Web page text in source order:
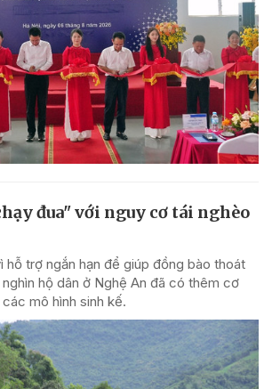
đua" với nguy cơ tái nghèo
hỗ trợ ngắn hạn để giúp đồng bào thoát
hộ dân ở Nghệ An đã có thêm cơ
mô hình sinh kế.